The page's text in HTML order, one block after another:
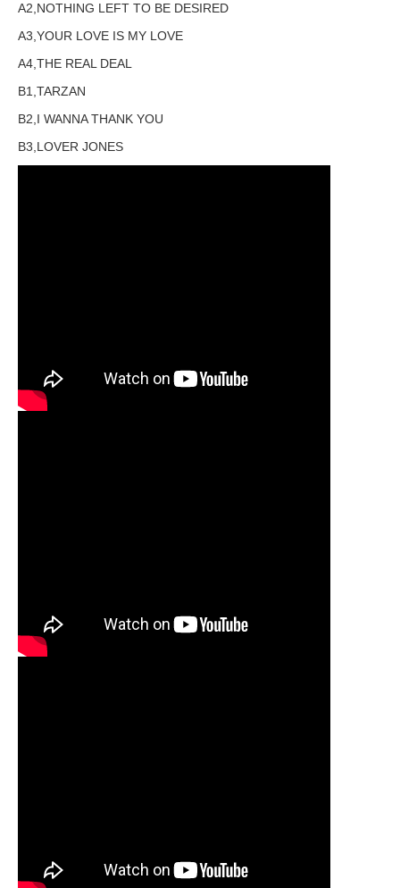
A2,NOTHING LEFT TO BE DESIRED
A3,YOUR LOVE IS MY LOVE
A4,THE REAL DEAL
B1,TARZAN
B2,I WANNA THANK YOU
B3,LOVER JONES